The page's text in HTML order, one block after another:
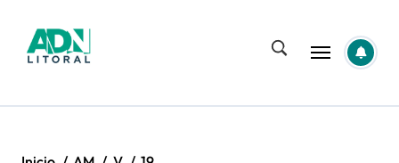
contenido